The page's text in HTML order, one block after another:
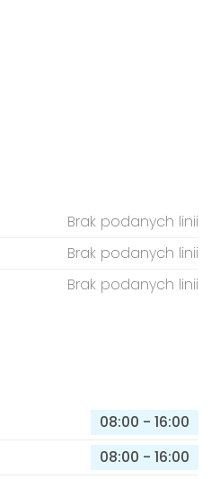
Brak podanych linii
Brak podanych linii
Brak podanych linii
08:00 - 16:00
08:00 - 16:00